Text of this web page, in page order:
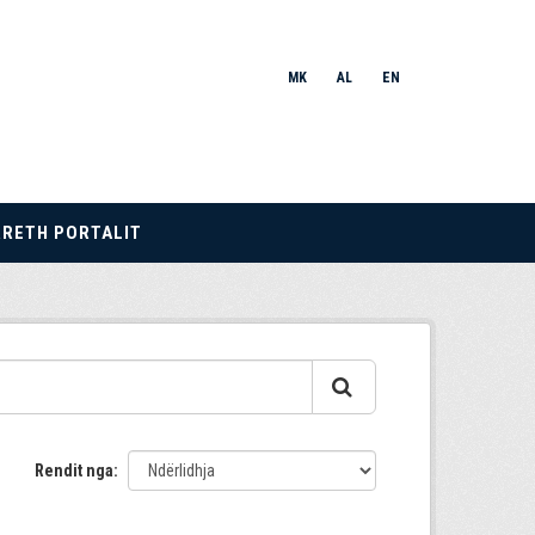
MK AL EN
PORTALIT
Rendit nga